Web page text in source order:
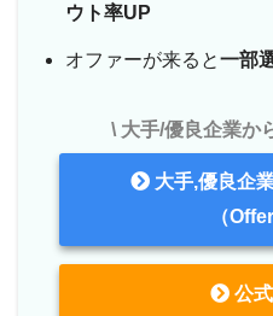
ウト率UP
オファーが来ると一部
\ 大手/優良企業か
大手,優良企
（
公